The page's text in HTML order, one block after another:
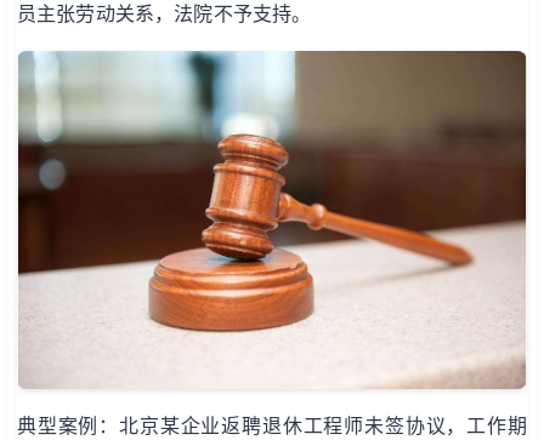
员主张劳动关系，法院不予支持。
典型案例：北京某企业返聘退休工程师未签协议，工作期